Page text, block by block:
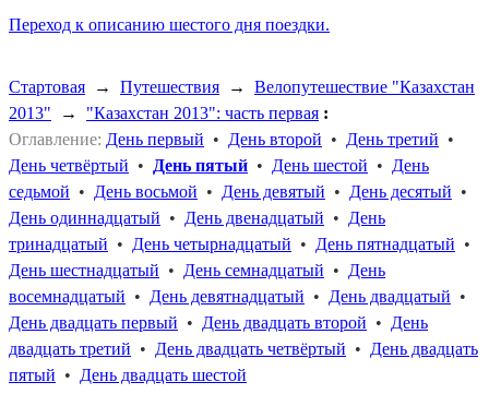
Переход к описанию шестого дня поездки.
Стартовая → Путешествия → Велопутешествие "Казахстан
2013" → "Казахстан 2013": часть первая :
Оглавление: День первый • День второй • День третий •
День четвёртый • День пятый • День шестой • День
седьмой • День восьмой • День девятый • День десятый •
День одиннадцатый • День двенадцатый • День
тринадцатый • День четырнадцатый • День пятнадцатый •
День шестнадцатый • День семнадцатый • День
восемнадцатый • День девятнадцатый • День двадцатый •
День двадцать первый • День двадцать второй • День
двадцать третий • День двадцать четвёртый • День двадцать
пятый • День двадцать шестой